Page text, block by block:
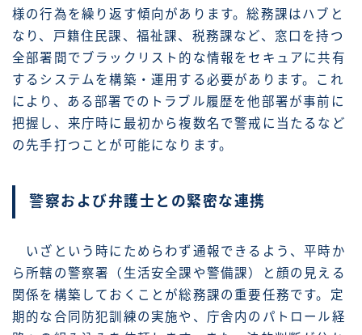
様の行為を繰り返す傾向があります。総務課はハブと
なり、戸籍住民課、福祉課、税務課など、窓口を持つ
全部署間でブラックリスト的な情報をセキュアに共有
するシステムを構築・運用する必要があります。これ
により、ある部署でのトラブル履歴を他部署が事前に
把握し、来庁時に最初から複数名で警戒に当たるなど
の先手打つことが可能になります。
警察および弁護士との緊密な連携
いざという時にためらわず通報できるよう、平時か
ら所轄の警察署（生活安全課や警備課）と顔の見える
関係を構築しておくことが総務課の重要任務です。定
期的な合同防犯訓練の実施や、庁舎内のパトロール経